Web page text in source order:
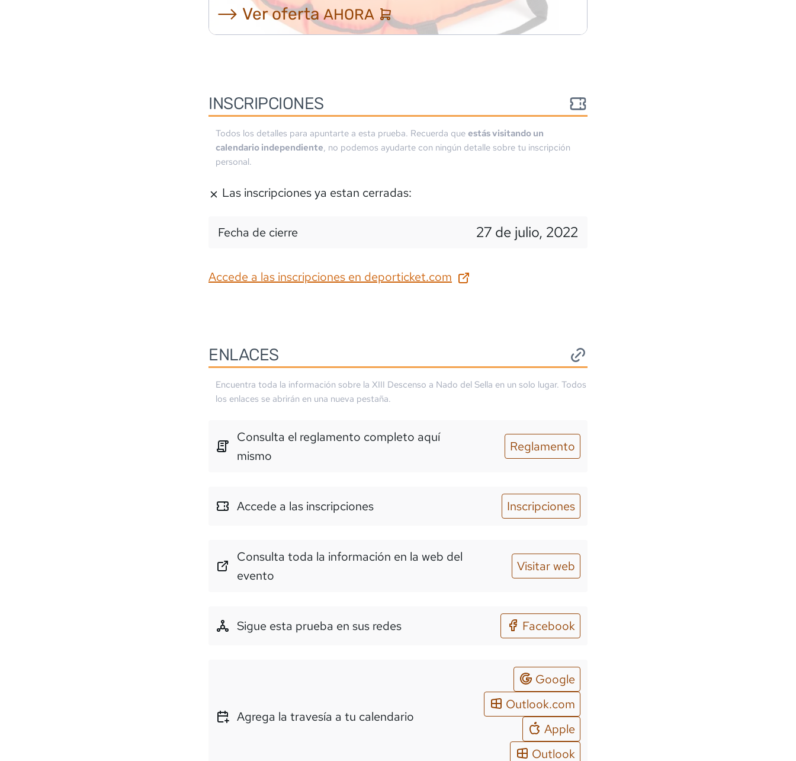
⟶ Ver ofertaAHORA
INSCRIPCIONES
Todos los detalles para apuntarte a esta prueba. Recuerda que estás visitando un
calendario independiente, no podemos ayudarte con ningún detalle sobre tu inscripción
personal.
Las inscripciones ya estan cerradas:
Fecha de cierre 27 de julio, 2022
Accede a las inscripciones en deporticket.com
ENLACES
Encuentra toda la información sobre la XIII Descenso a Nado del Sella en un solo lugar. Todos
los enlaces se abrirán en una nueva pestaña.
Consulta el reglamento completo aquí
mismo
Reglamento
Accede a las inscripciones Inscripciones
Consulta toda la información en la web del
evento
Visitar web
Sigue esta prueba en sus redes Facebook
Agrega la travesía a tu calendario
Google
Outlook.com
Apple
Outlook